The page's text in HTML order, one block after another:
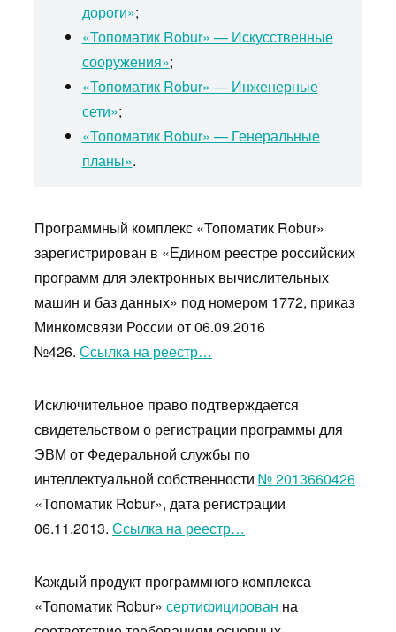
дороги»;
«Топоматик Robur» — Искусственные
сооружения»;
«Топоматик Robur» — Инженерные
сети»;
«Топоматик Robur» — Генеральные
планы».
Программный комплекс «Топоматик Robur»
зарегистрирован в «Едином реестре российских
программ для электронных вычислительных
машин и баз данных» под номером 1772, приказ
Минкомсвязи России от 06.09.2016
№426. Ссылка на реестр…
Исключительное право подтверждается
свидетельством о регистрации программы для
ЭВМ от Федеральной службы по
интеллектуальной собственности № 2013660426
«Топоматик Robur», дата регистрации
06.11.2013. Ссылка на реестр…
Каждый продукт программного комплекса
«Топоматик Robur» сертифицирован на